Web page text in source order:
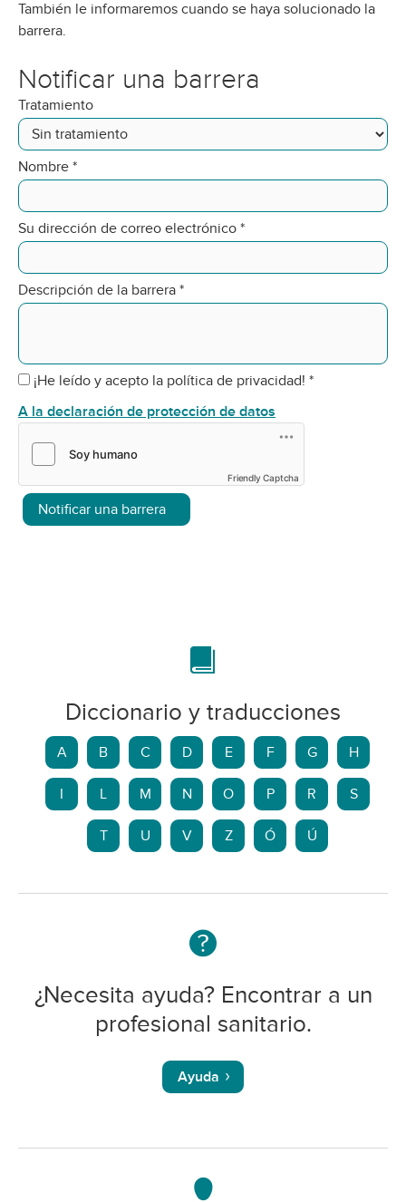
También le informaremos cuando se haya solucionado la
barrera.
Notificar una barrera
Tratamiento
Nombre *
Su dirección de correo electrónico *
Descripción de la barrera *
¡He leído y acepto la política de privacidad! *
A la declaración de protección de datos
Friendly Captcha
Notificar una barrera
Diccionario y traducciones
A B C D E F G H
L M N O P R S
T U V Z Ó Ú
¿Necesita ayuda? Encontrar a un
profesional sanitario.
Ayuda